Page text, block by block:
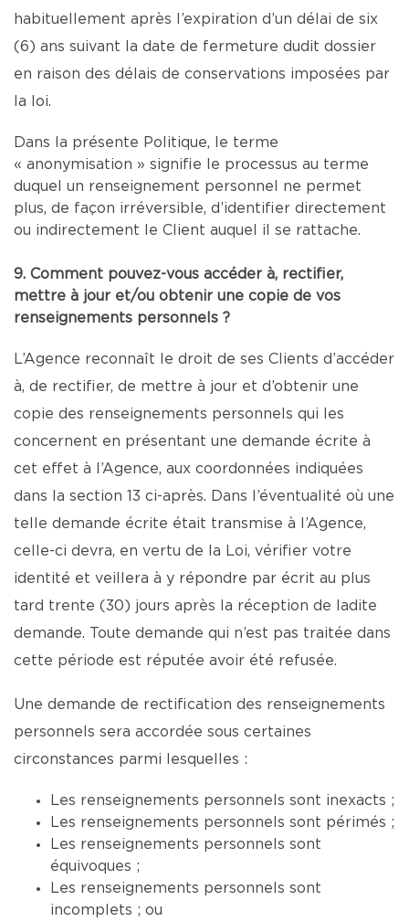
habituellement après l’expiration d’un délai de six
(6) ans suivant la date de fermeture dudit dossier
en raison des délais de conservations imposées par
la loi.
Dans la présente Politique, le terme
« anonymisation » signifie le processus au terme
duquel un renseignement personnel ne permet
plus, de façon irréversible, d’identifier directement
ou indirectement le Client auquel il se rattache.
9. Comment pouvez-vous accéder à, rectifier,
mettre à jour et/ou obtenir une copie de vos
renseignements personnels ?
L’Agence reconnaît le droit de ses Clients d’accéder
à, de rectifier, de mettre à jour et d’obtenir une
copie des renseignements personnels qui les
concernent en présentant une demande écrite à
cet effet à l’Agence, aux coordonnées indiquées
dans la section 13 ci-après. Dans l’éventualité où une
telle demande écrite était transmise à l’Agence,
celle-ci devra, en vertu de la Loi, vérifier votre
identité et veillera à y répondre par écrit au plus
tard trente (30) jours après la réception de ladite
demande. Toute demande qui n’est pas traitée dans
cette période est réputée avoir été refusée.
Une demande de rectification des renseignements
personnels sera accordée sous certaines
circonstances parmi lesquelles :
Les renseignements personnels sont inexacts ;
Les renseignements personnels sont périmés ;
Les renseignements personnels sont
équivoques ;
Les renseignements personnels sont
incomplets ; ou